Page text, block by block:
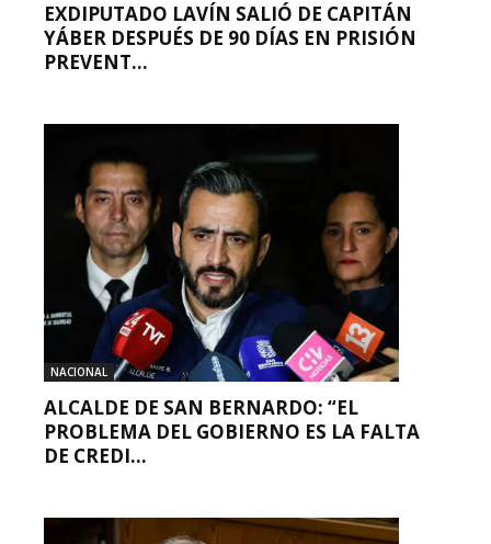
EXDIPUTADO LAVÍN SALIÓ DE CAPITÁN
YÁBER DESPUÉS DE 90 DÍAS EN PRISIÓN
PREVENT...
NACIONAL
ALCALDE DE SAN BERNARDO: “EL
PROBLEMA DEL GOBIERNO ES LA FALTA
DE CREDI...